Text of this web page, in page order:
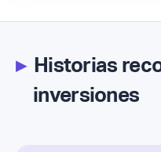
▸Historias
inversiones